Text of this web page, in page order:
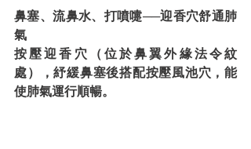
鼻塞、流鼻水、打噴嚏──迎香穴舒通肺
氣
按壓迎香穴（位於鼻翼外緣法令紋
處），紓緩鼻塞後搭配按壓風池穴，能
使肺氣運行順暢。